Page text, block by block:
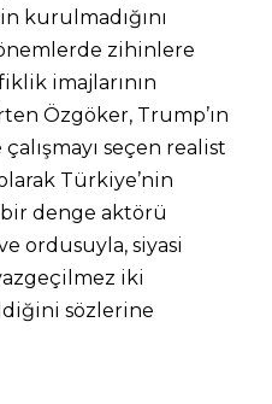
kurulmadığını
zihinlere
imajlarının
Özgöker, Trump’ın
seçen realist
Türkiye’nin
denge aktörü
ordusuyla, siyasi
iki
sözlerine